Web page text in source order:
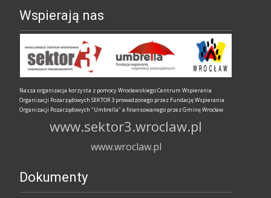
Wspierają nas
Nasza organizacja korzysta z pomocy Wrocławskiego Centrum Wspierania
Organizacji Pozarządowych SEKTOR 3 prowadzonego przez Fundację Wspierania
Organizacji Pozarządowych "Umbrella" a finansowanego przez Gminę Wrocław
www.sektor3.wroclaw.pl
www.wroclaw.pl
Dokumenty